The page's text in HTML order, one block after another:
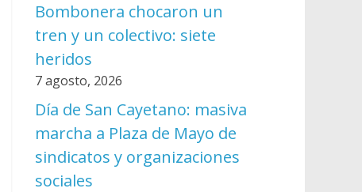
Bombonera chocaron un
tren y un colectivo: siete
heridos
7 agosto, 2026
Día de San Cayetano: masiva
marcha a Plaza de Mayo de
sindicatos y organizaciones
sociales